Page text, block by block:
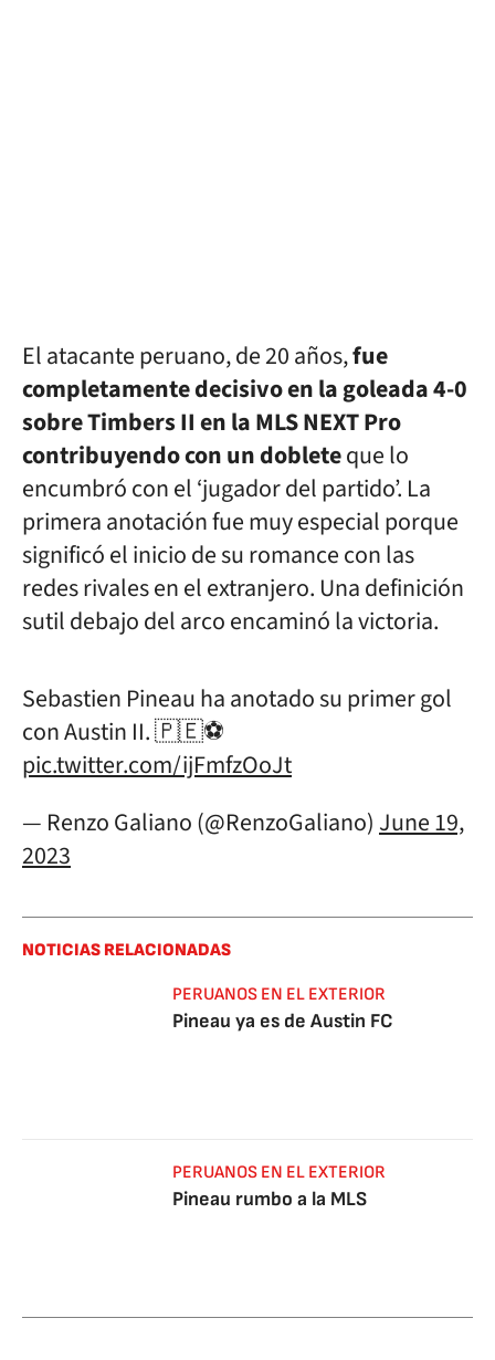
El atacante peruano, de 20 años,fue
completamente decisivo en la goleada 4-0
sobre Timbers II en la MLS NEXT Pro
contribuyendo con un dobleteque lo
encumbró con el ‘jugador del partido’. La
primera anotación fue muy especial porque
significó el inicio de su romance con las
redes rivales en el extranjero. Una definición
sutil debajo del arco encaminó la victoria.
Sebastien Pineau ha anotado su primer gol
con Austin II. 🇵🇪⚽️
pic.twitter.com/ijFmfzOoJt
— Renzo Galiano (@RenzoGaliano) June 19,
2023
NOTICIAS RELACIONADAS
PERUANOS EN EL EXTERIOR
Pineau ya es de Austin FC
PERUANOS EN EL EXTERIOR
Pineau rumbo a la MLS